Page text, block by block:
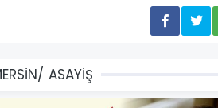
ASAYİŞ